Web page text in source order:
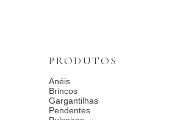
PRODUTOS
Anéis
Brincos
Gargantilhas
Pendentes